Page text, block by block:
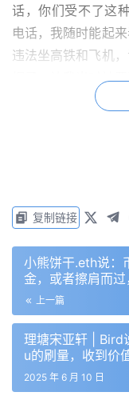
话，你们受不了这
电话，我随时能起
违法坐高铁和飞机
帽子，让我当时被
友给我戴绿帽子，
这四年有无数次割
YGGGG说：笑死
出假精神病的測驗
來看啊 傻逼可憐包
笑死人根本不可能
复制链接
小熊饼干.eth说：
金，或者擦肩而
上一篇
理塘宋亚轩 | Bird
u的刷量，收到价
2025 年 6 月 10 日